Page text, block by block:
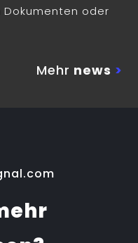
oder
Mehr news >